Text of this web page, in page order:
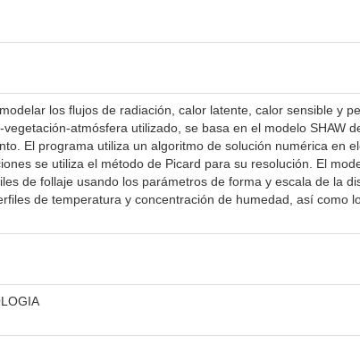
los flujos de radiación, calor latente, calor sensible y
atmósfera utilizado, se basa en el modelo SHAW
El programa utiliza un algoritmo de solución numérica en
se utiliza el método de Picard para su resolución. El
de follaje usando los parámetros de forma y escala de la
de temperatura y concentración de humedad, así como